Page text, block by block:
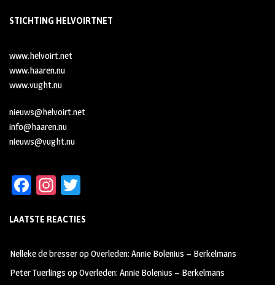
STICHTING HELVOIRTNET
www.helvoirt.net
www.haaren.nu
www.vught.nu
nieuws@helvoirt.net
info@haaren.nu
nieuws@vught.nu
Fa
b
oo
k
In
ag
m
tt
LAATSTE REACTIES
Nelleke de bresseropOverleden: Annie Bolenius – Berkelmans
Peter Tuerlings opOverleden: Annie Bolenius – Berkelmans